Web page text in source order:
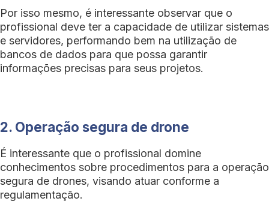
Por isso mesmo, é interessante observar que o
profissional deve ter a capacidade de utilizar sistemas
e servidores, performando bem na utilização de
bancos de dados para que possa garantir
informações precisas para seus projetos.
2. Operação segura de drone
É interessante que o profissional domine
conhecimentos sobre procedimentos para a operação
segura de drones, visando atuar conforme a
regulamentação.